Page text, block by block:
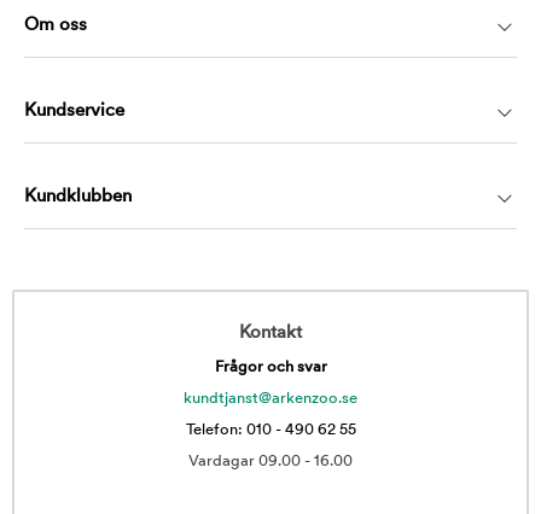
Om oss
Kundservice
Kundklubben
Kontakt
Frågor och svar
kundtjanst@arkenzoo.se
Telefon: 010 - 490 62 55
Vardagar 09.00 - 16.00